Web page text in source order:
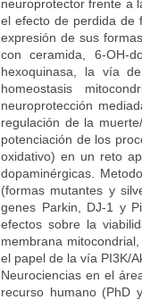
neuroprotector frente a
el efecto de perdida de
expresión de sus
con ceramida, 6-OH-
hexoquinasa, la vía
homeostasis
neuroprotección
regulación de la
potenciación de los
oxidativo) en un reto
dopaminérgicas.
(formas mutantes y
genes Parkin, DJ-1 y
efectos sobre la
membrana
el papel de la vía PI3K/
Neurociencias en el
recurso humano (PhD